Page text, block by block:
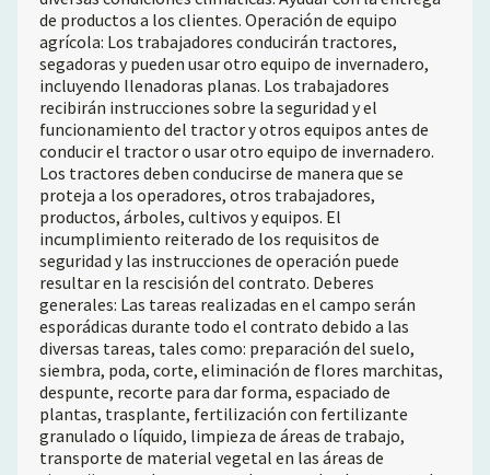
de productos a los clientes. Operación de equipo
agrícola: Los trabajadores conducirán tractores,
segadoras y pueden usar otro equipo de invernadero,
incluyendo llenadoras planas. Los trabajadores
recibirán instrucciones sobre la seguridad y el
funcionamiento del tractor y otros equipos antes de
conducir el tractor o usar otro equipo de invernadero.
Los tractores deben conducirse de manera que se
proteja a los operadores, otros trabajadores,
productos, árboles, cultivos y equipos. El
incumplimiento reiterado de los requisitos de
seguridad y las instrucciones de operación puede
resultar en la rescisión del contrato. Deberes
generales: Las tareas realizadas en el campo serán
esporádicas durante todo el contrato debido a las
diversas tareas, tales como: preparación del suelo,
siembra, poda, corte, eliminación de flores marchitas,
despunte, recorte para dar forma, espaciado de
plantas, trasplante, fertilización con fertilizante
granulado o líquido, limpieza de áreas de trabajo,
transporte de material vegetal en las áreas de